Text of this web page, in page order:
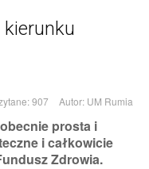
907 Autor: UM Rumia
prosta i
i całkowicie
Zdrowia.